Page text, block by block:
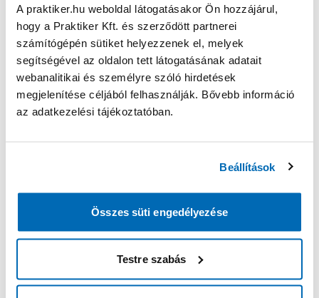
A praktiker.hu weboldal látogatásakor Ön hozzájárul,
hogy a Praktiker Kft. és szerződött partnerei
számítógépén sütiket helyezzenek el, melyek
segítségével az oldalon tett látogatásának adatait
webanalitikai és személyre szóló hirdetések
megjelenítése céljából felhasználják. Bővebb információ
az adatkezelési tájékoztatóban.
Beállítások
Összes süti engedélyezése
Testre szabás
Oldal újratöltése